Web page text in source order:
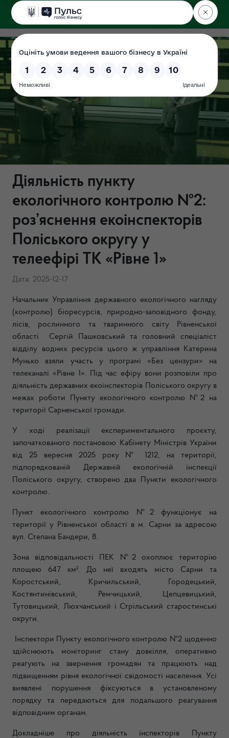
ДЕРЖЕКОІНСПЕКЦІЯ
Поліського округу
Діяльність пункту
екологічного контролю №2:
роз’яснення екоінспекторів
Поліського округу у
телеефірі ТК «Рівне 1»
Дата: 2025-12-17
Начальник Управління державного екологічного нагляду
(контролю) біоресурсів, природно-заповідного фонду,
лісів, рослинного та тваринного світу Рівненської
області Сергій Пашковський та головний спеціаліст
відділу водних ресурсів цього ж управління Катерина
Мунько взяли участь у програмі «Без цензури» на
телеканалі «Рівне 1». Під час ефіру вони розповіли про
діяльність державних екоінспекторів Поліського округу в
межах роботи Пункту екологічного контролю №2 на
території Сарненської громади.
У ході реалізації експериментального проєкту,
започаткованого постановою Кабінету Міністрів України
від 25 вересня 2025 року № 1212, на території,
підпорядкованій Державній екологічній інспекції
Поліського округу, створено два Пункти екологічного
контролю.
Пункт екологічного контролю №2 функціонує на
території у Рівненської області в м. Сарни за адресою
вул. Степана Бандери, 8.
Зона відповідальності ПЕК №2 охоплює територію
площею 647 км². До неї входять місто Сарни та
Коростський, Кричильський, Городецький,
Костянтинівський, Ремчицький, Цепцевицький,
Тутовицький, Люхчанський і Стрільський старостинські
округи.
Інспектори Пункту екологічного контролю №2 щоденно
здійснюють моніторинг стану довкілля, оперативно
реагують на звернення громадян та працюють над
підвищенням рівня екологічної свідомості населення. Усі
виявлені порушення фіксуються в установленому
порядку та передаються для подальшого реагування
відповідним органам.
Докладніше про діяльність інспекторів Пункту